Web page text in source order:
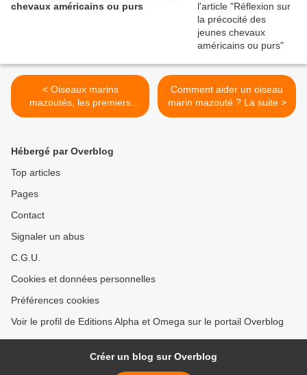
chevaux américains ou purs
< Oiseaux marins
mazoutés, les premiers
gestes
Comment aider un oiseau
marin mazouté ? La suite >
Hébergé par Overblog
Top articles
Pages
Contact
Signaler un abus
C.G.U.
Cookies et données personnelles
Préférences cookies
Voir le profil de Editions Alpha et Omega sur le portail Overblog
Créer un blog sur Overblog